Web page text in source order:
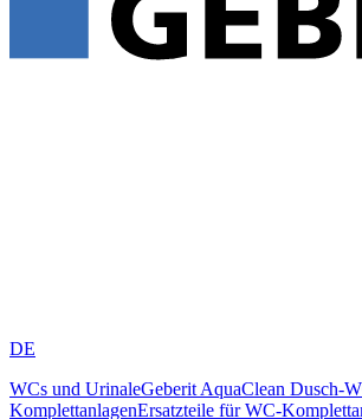
DE
WCs und UrinaleGeberit AquaClean Dusch-
KomplettanlagenErsatzteile für WC-